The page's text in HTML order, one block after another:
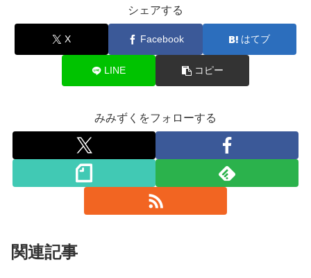
シェアする
X Facebook はてブ
LINE コピー
みみずくをフォローする
関連記事